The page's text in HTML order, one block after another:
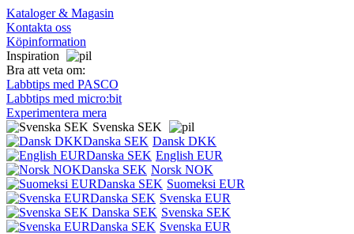
Kataloger & Magasin
Kontakta oss
Köpinformation
Inspiration
Bra att veta om:
Labbtips med PASCO
Labbtips med micro:bit
Experimentera mera
Svenska SEK
Dansk DKK
English EUR
Norsk NOK
Suomeksi EUR
Svenska EUR
Svenska SEK
Svenska EUR